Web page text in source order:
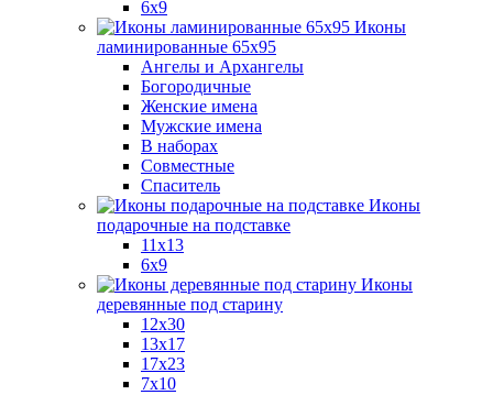
6x9
Иконы
ламинированные 65x95
Ангелы и Архангелы
Богородичные
Женские имена
Мужские имена
В наборах
Совместные
Спаситель
Иконы
подарочные на подставке
11x13
6x9
Иконы
деревянные под старину
12х30
13x17
17x23
7x10